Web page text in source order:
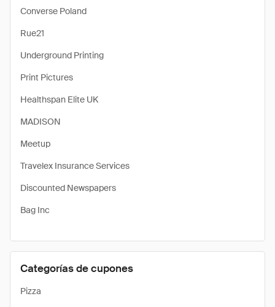
Converse Poland
Rue21
Underground Printing
Print Pictures
Healthspan Elite UK
MADISON
Meetup
Travelex Insurance Services
Discounted Newspapers
Bag Inc
Categorías de cupones
Pizza